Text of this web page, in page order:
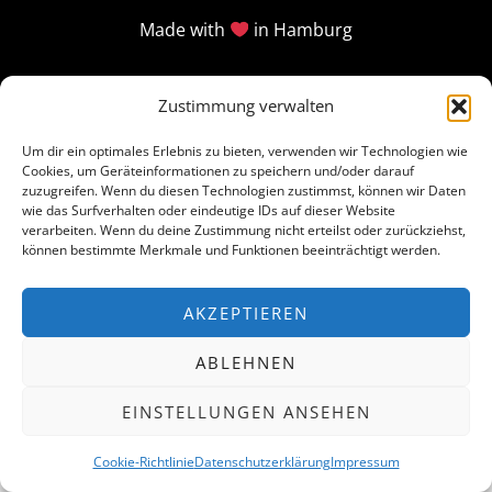
Zustimmung verwalten
Um dir ein optimales Erlebnis zu bieten, verwenden wir Technologien wie
Cookies, um Geräteinformationen zu speichern und/oder darauf
zuzugreifen. Wenn du diesen Technologien zustimmst, können wir Daten
wie das Surfverhalten oder eindeutige IDs auf dieser Website
verarbeiten. Wenn du deine Zustimmung nicht erteilst oder zurückziehst,
können bestimmte Merkmale und Funktionen beeinträchtigt werden.
AKZEPTIEREN
ABLEHNEN
EINSTELLUNGEN ANSEHEN
Cookie-RichtlinieDatenschutzerklärungImpressum
Made with in Hamburg